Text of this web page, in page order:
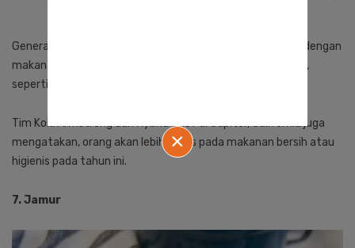
×
Generasi
dan Z diprediksi akan semakin tertarik dengan
makanan organik. Beberapa di antaranya seperti biji-bijian,
seperti biji chia, biji wijen, dan biji gandum.
Tim Koki Armstrong dari Hybrid Chef di Jupiter, California juga
mengatakan, orang akan lebih fokus pada makanan bersih atau
higienis pada tahun ini.
7. Jamur